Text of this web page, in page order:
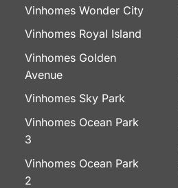
Vinhomes Wonder City
Vinhomes Royal Island
Vinhomes Golden
Avenue
Vinhomes Sky Park
Vinhomes Ocean Park
3
Vinhomes Ocean Park
2